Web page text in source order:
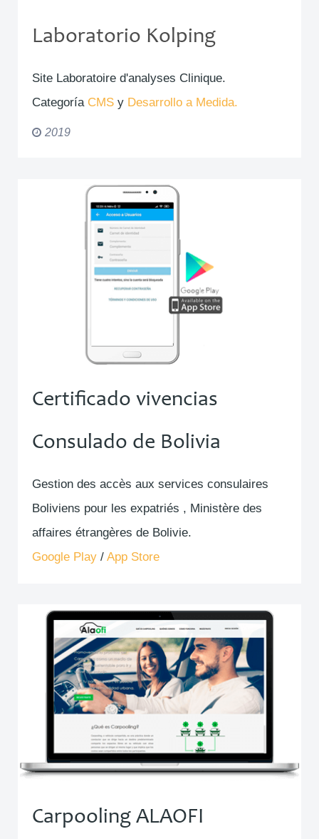
Laboratorio Kolping
Site Laboratoire d'analyses Clinique.
Categoría CMS y Desarrollo a Medida.
2019
Certificado vivencias
Consulado de Bolivia
Gestion des accès aux services consulaires
Boliviens pour les expatriés , Ministère des
affaires étrangères de Bolivie.
Google Play / App Store
Carpooling ALAOFI